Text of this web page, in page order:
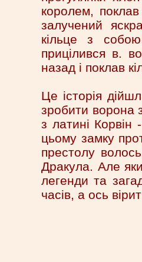
королем,
залучений
кільце з
прицілився в.
назад і поклав
Це історія
зробити ворона
з латині
цьому замку
престолу
Дракула. Але
легенди та
часів, а ось